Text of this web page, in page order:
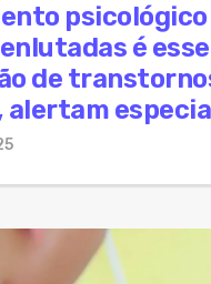
é
de
alertam